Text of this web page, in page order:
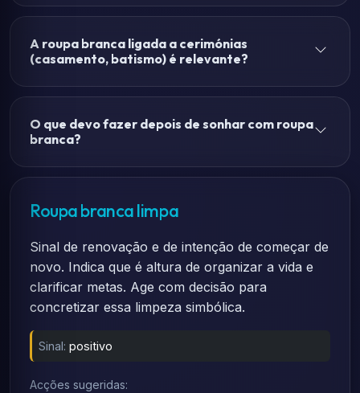
A roupa branca ligada a cerimónias
(casamento, batismo) é relevante?
O que devo fazer depois de sonhar com roupa
branca?
Roupa branca limpa
Sinal de renovação e de intenção de começar de
novo. Indica que é altura de organizar a vida e
clarificar metas. Age com decisão para
concretizar essa limpeza simbólica.
Sinal: positivo
Acções sugeridas: